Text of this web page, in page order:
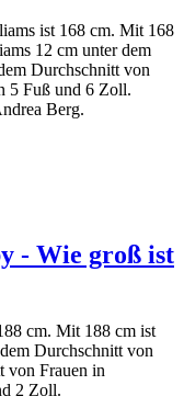
ist 168 cm. Mit 168
12 cm unter dem
Durchschnitt von
5 Fuß und 6 Zoll.
Berg.
- Wie groß ist
cm. Mit 188 cm ist
Durchschnitt von
von Frauen in
2 Zoll.